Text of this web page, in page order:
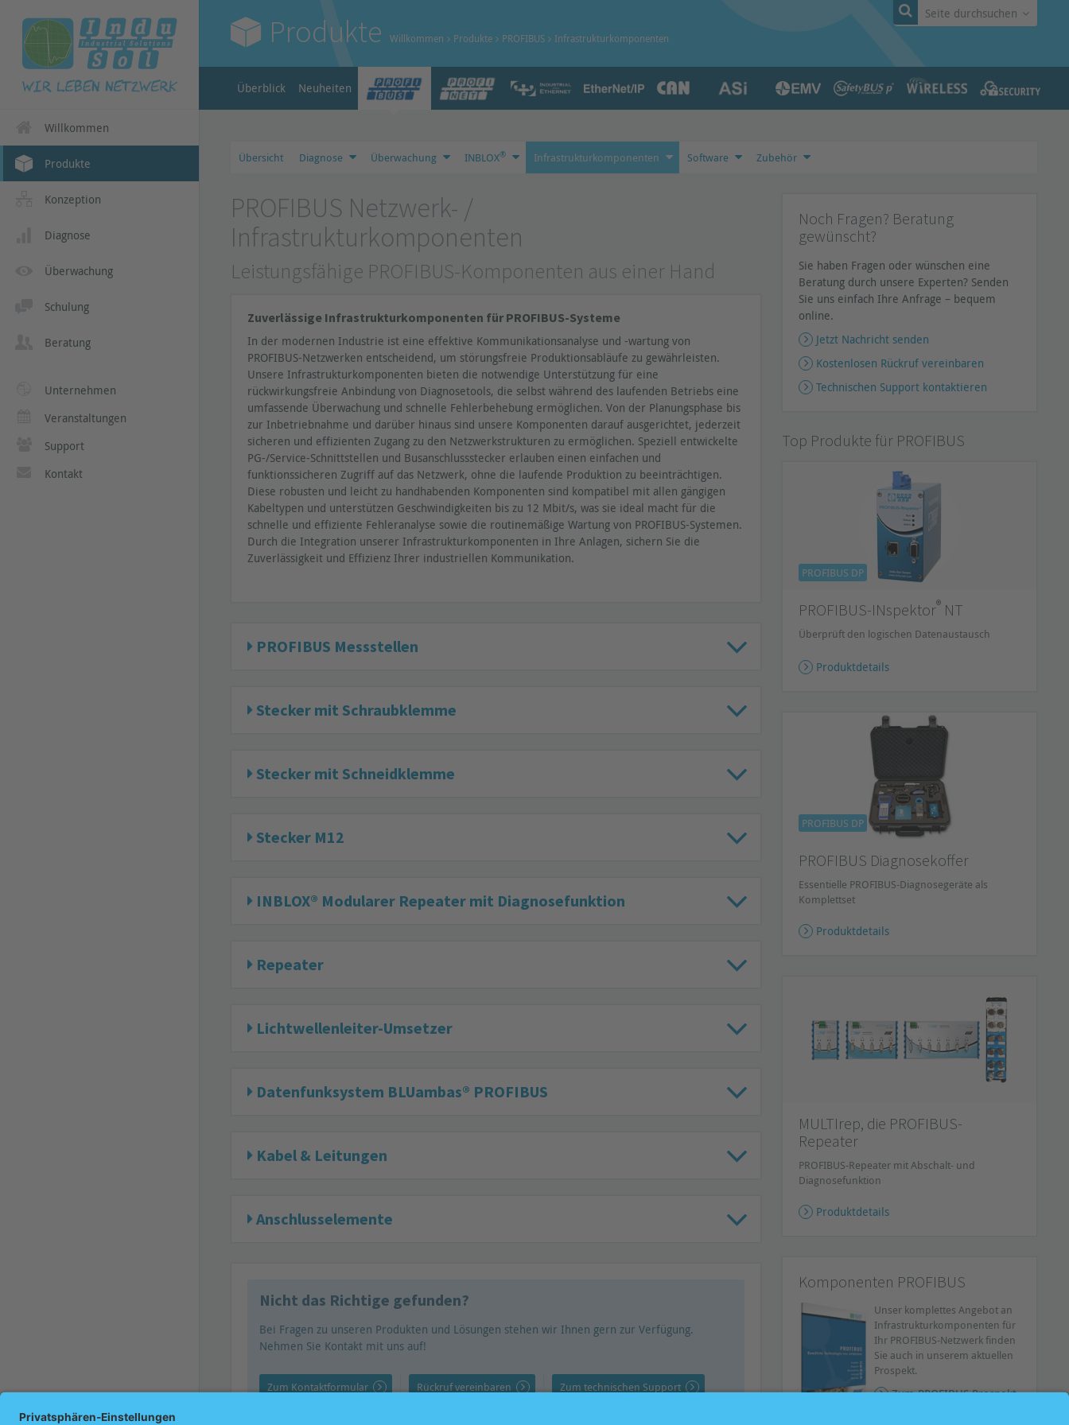
Willkommen
Produkte
Konzeption
Diagnose
Überwachung
Schulung
Beratung
Unternehmen
Veranstaltungen
Support
Kontakt
Seite durchsuchen
Produkte Willkommen Produkte PROFIBUS Infrastrukturkomponenten
Überblick Neuheiten
Übersicht Diagnose Überwachung INBLOX® Infrastrukturkomponenten Software Zubehör
PROFIBUS Netzwerk- /
Infrastrukturkomponenten
Leistungsfähige PROFIBUS-Komponenten aus einer Hand
Zuverlässige Infrastrukturkomponenten für PROFIBUS-Systeme
In der modernen Industrie ist eine effektive Kommunikationsanalyse und -wartung von
PROFIBUS-Netzwerken entscheidend, um störungsfreie Produktionsabläufe zu gewährleisten.
Unsere Infrastrukturkomponenten bieten die notwendige Unterstützung für eine
rückwirkungsfreie Anbindung von Diagnosetools, die selbst während des laufenden Betriebs eine
umfassende Überwachung und schnelle Fehlerbehebung ermöglichen. Von der Planungsphase bis
zur Inbetriebnahme und darüber hinaus sind unsere Komponenten darauf ausgerichtet, jederzeit
sicheren und effizienten Zugang zu den Netzwerkstrukturen zu ermöglichen. Speziell entwickelte
PG-/Service-Schnittstellen und Busanschlussstecker erlauben einen einfachen und
funktionssicheren Zugriff auf das Netzwerk, ohne die laufende Produktion zu beeinträchtigen.
Diese robusten und leicht zu handhabenden Komponenten sind kompatibel mit allen gängigen
Kabeltypen und unterstützen Geschwindigkeiten bis zu 12 Mbit/s, was sie ideal macht für die
schnelle und effiziente Fehleranalyse sowie die routinemäßige Wartung von PROFIBUS-Systemen.
Durch die Integration unserer Infrastrukturkomponenten in Ihre Anlagen, sichern Sie die
Zuverlässigkeit und Effizienz Ihrer industriellen Kommunikation.
PROFIBUS Messstellen
Stecker mit Schraubklemme
Stecker mit Schneidklemme
Stecker M12
INBLOX® Modularer Repeater mit Diagnosefunktion
Repeater
Lichtwellenleiter-Umsetzer
Datenfunksystem BLUambas® PROFIBUS
Kabel & Leitungen
Anschlusselemente
Nicht das Richtige gefunden?
Bei Fragen zu unseren Produkten und Lösungen stehen wir Ihnen gern zur Verfügung.
Nehmen Sie Kontakt mit uns auf!
Zum Kontaktformular Rückruf vereinbaren Zum technischen Support
Noch Fragen? Beratung
gewünscht?
Sie haben Fragen oder wünschen eine
Beratung durch unsere Experten? Senden
Sie uns einfach Ihre Anfrage – bequem
online.
Jetzt Nachricht senden
Kostenlosen Rückruf vereinbaren
Technischen Support kontaktieren
Top Produkte für PROFIBUS
PROFIBUS DP
PROFIBUS-INspektor® NT
Überprüft den logischen Datenaustausch
Produktdetails
PROFIBUS DP
PROFIBUS Diagnosekoffer
Essentielle PROFIBUS-Diagnosegeräte als
Komplettset
Produktdetails
MULTIrep, die PROFIBUS-
Repeater
PROFIBUS-Repeater mit Abschalt- und
Diagnosefunktion
Produktdetails
Komponenten PROFIBUS
Unser komplettes Angebot an
Infrastrukturkomponenten für
Ihr PROFIBUS-Netzwerk finden
Sie auch in unserem aktuellen
Prospekt.
Zum PROFIBUS Prospekt